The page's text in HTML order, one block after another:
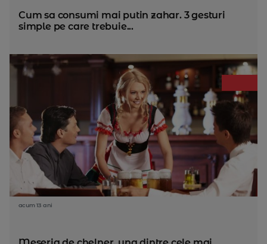
Cum sa consumi mai putin zahar. 3 gesturi
simple pe care trebuie...
acum 13 ani